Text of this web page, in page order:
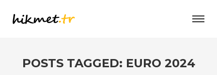
POSTS TAGGED: EURO 2024